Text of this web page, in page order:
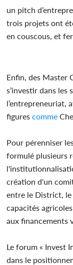
un pitch
trois projets ont
en couscous, et
Enfin, des Master
s’investir dans les
l’entrepreneuriat,
figures comme
Pour pérenniser
formulé plusieurs
création d'un
entre le District, le
capacités
aux financements
Le forum « Invest
dans le